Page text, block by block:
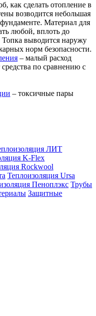
как сделать отопление в
возводится небольшая
Материал для
любой, вплоть до
выводится наружу
норм безопасности.
– малый расход
по сравнению с
– токсичные пары
ЛИТ
K-Flex
Rockwool
Теплоизоляция Ursa
Пеноплэкс Трубы
Защитные